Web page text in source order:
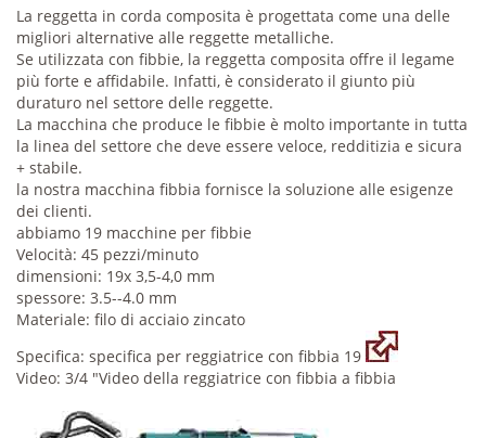
La reggetta in corda composita è progettata come una delle
migliori alternative alle reggette metalliche.
Se utilizzata con fibbie, la reggetta composita offre il legame
più forte e affidabile. Infatti, è considerato il giunto più
duraturo nel settore delle reggette.
La macchina che produce le fibbie è molto importante in tutta
la linea del settore che deve essere veloce, redditizia e sicura
+ stabile.
la nostra macchina fibbia fornisce la soluzione alle esigenze
dei clienti.
abbiamo 19 macchine per fibbie
Velocità: 45 pezzi/minuto
dimensioni: 19x 3,5-4,0 mm
spessore: 3.5--4.0 mm
Materiale: filo di acciaio zincato
Specifica: specifica per reggiatrice con fibbia 19
Video: 3/4 "Video della reggiatrice con fibbia a fibbia